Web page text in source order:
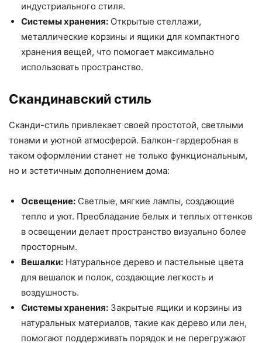
индустриального стиля.
Системы хранения: Открытые стеллажи,
металлические корзины и ящики для компактного
хранения вещей, что помогает максимально
использовать пространство.
Скандинавский стиль
Сканди-стиль привлекает своей простотой, светлыми
тонами и уютной атмосферой. Балкон-гардеробная в
таком оформлении станет не только функциональным,
но и эстетичным дополнением дома:
Освещение: Светлые, мягкие лампы, создающие
тепло и уют. Преобладание белых и теплых оттенков
в освещении делает пространство визуально более
просторным.
Вешалки: Натуральное дерево и пастельные цвета
для вешалок и полок, создающие легкость и
воздушность.
Системы хранения: Закрытые ящики и корзины из
натуральных материалов, такие как дерево или лен,
помогают поддерживать порядок и не перегружают